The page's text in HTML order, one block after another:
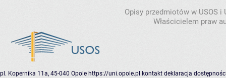
Opisy przedmiotów w USOS
Właścicielem praw
pl. Kopernika 11a, 45-040 Opole https://uni.opole.pl kontakt deklaracja